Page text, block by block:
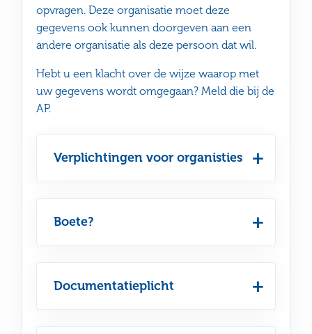
opvragen. Deze organisatie moet deze
gegevens ook kunnen doorgeven aan een
andere organisatie als deze persoon dat wil.
Hebt u een klacht over de wijze waarop met
uw gegevens wordt omgegaan? Meld die bij de
AP.
Verplichtingen voor organisties
Boete?
Documentatieplicht